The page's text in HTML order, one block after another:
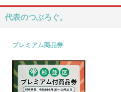
代表のつぶろぐ。
プレミアム商品券